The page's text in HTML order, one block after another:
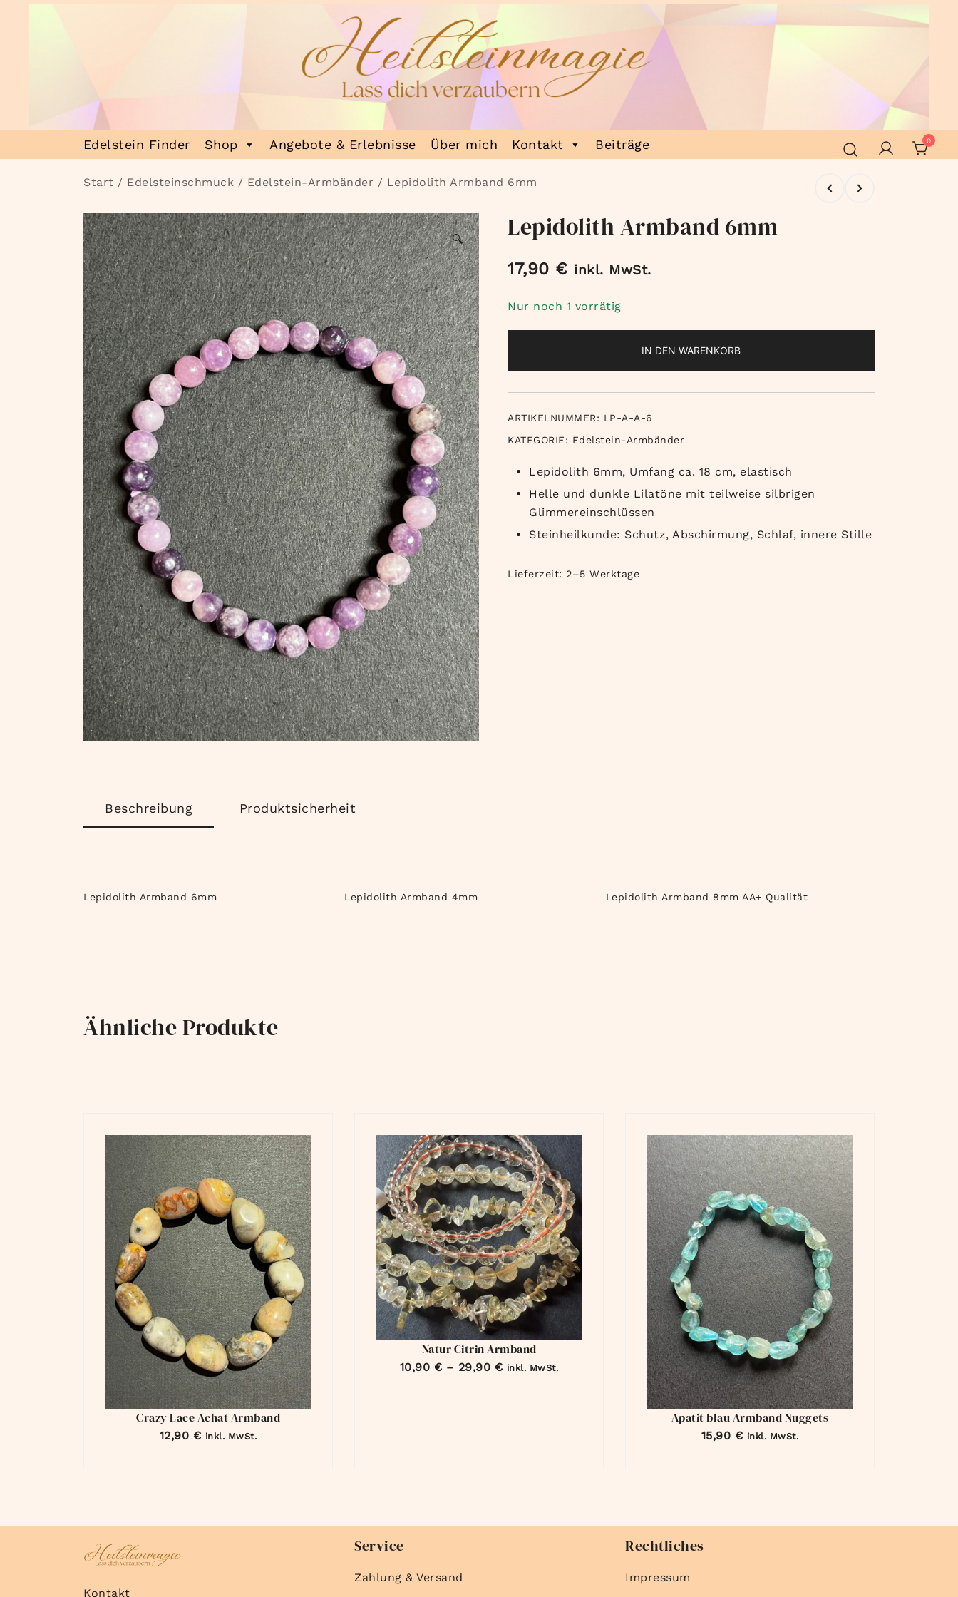
Heilsteinmagie
Lass dich verzaubern
Edelstein Finder Shop Angebote & Erlebnisse Über mich Kontakt Beiträge 0
Start / Edelsteinschmuck / Edelstein-Armbänder / Lepidolith Armband 6mm
🔍 Lepidolith Armband 6mm
17,90 € inkl. MwSt.
Nur noch 1 vorrätig
IN DEN WARENKORB
ARTIKELNUMMER: LP-A-A-6
KATEGORIE: Edelstein-Armbänder
Lepidolith 6mm, Umfang ca. 18 cm, elastisch
Helle und dunkle Lilatöne mit teilweise silbrigen
Glimmereinschlüssen
Steinheilkunde: Schutz, Abschirmung, Schlaf, innere Stille
Lieferzeit: 2–5 Werktage
Beschreibung Produktsicherheit
Lepidolith Armband 6mm Lepidolith Armband 4mm Lepidolith Armband 8mm AA+ Qualität
Ähnliche Produkte
Crazy Lace Achat Armband
12,90 € inkl. MwSt.
Natur Citrin Armband
10,90 € – 29,90 € inkl. MwSt.
Apatit blau Armband Nuggets
15,90 € inkl. MwSt.
Kontakt
Service
Zahlung & Versand
Rechtliches
Impressum